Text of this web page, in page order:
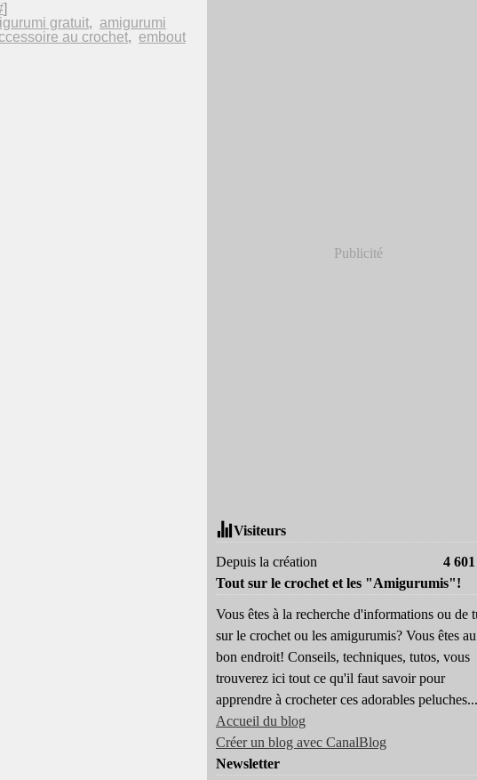
]
gratuit, amigurumi
au crochet, embout
Publicité
Visiteurs
Depuis la création
4
Tout sur le crochet et les "Amigurumis"!
Vous êtes à la recherche d'informations ou de
sur le crochet ou les amigurumis? Vous êtes au
bon endroit! Conseils, techniques, tutos, vous
trouverez ici tout ce qu'il faut savoir pour
apprendre à crocheter ces adorables peluches...
Accueil du blog
Créer un blog avec CanalBlog
Newsletter